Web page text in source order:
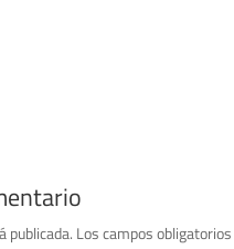
publicada. Los campos obligatorios